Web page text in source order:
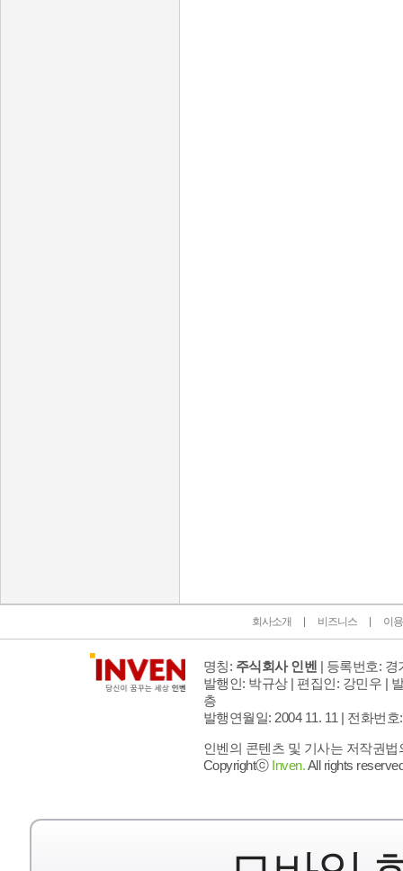
회사소개 비즈니스 이
명칭: 주식회사 인벤 | 등록번호: 경
발행인: 박규상 | 편집인: 강민우 |
층
발행연월일: 2004 11. 11 | 전화번호
인벤의 콘텐츠 및 기사는 저작권
Copyrightⓒ Inven.All rights